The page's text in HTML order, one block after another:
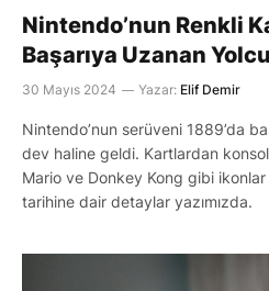
Nintendo’nun Renkli
Başarıya Uzanan
30 Mayıs 2024 Yazar: Elif Demir
Nintendo’nun serüveni 1889’da
dev haline geldi. Kartlardan
Mario ve Donkey Kong gibi
tarihine dair detaylar yazımızda.